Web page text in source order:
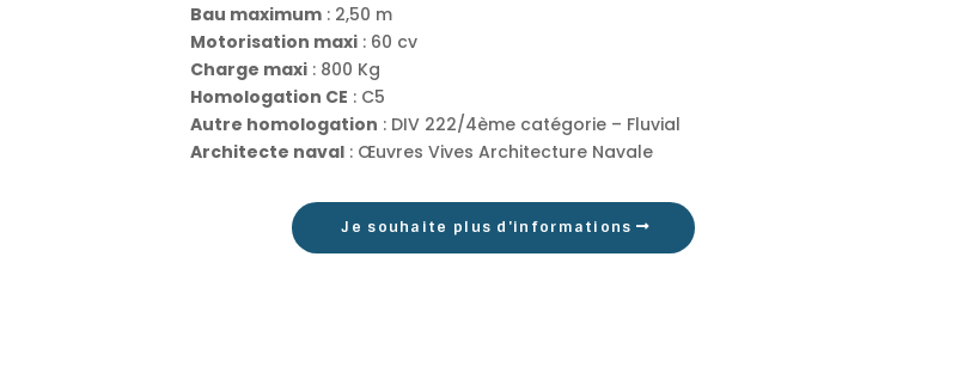
Bau maximum: 2,50 m
Motorisation maxi: 60 cv
Charge maxi: 800 Kg
Homologation CE : C5
Autre homologation : DIV 222/4ème catégorie – Fluvial
Architecte naval: Œuvres Vives Architecture Navale
Je souhaite plus d'informations